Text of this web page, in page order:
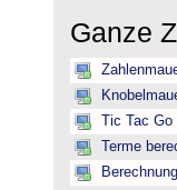
Ganze
Tic Tac
Terme